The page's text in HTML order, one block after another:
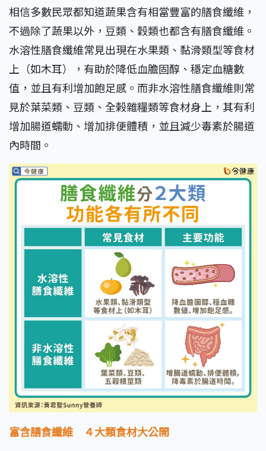
相信多數民眾都知道蔬果含有相當豐富的膳食纖維，
不過除了蔬果以外，豆類、穀類也都含有膳食纖維。
水溶性膳食纖維常見出現在水果類、黏滑類型等食材
上（如木耳），有助於降低血膽固醇、穩定血糖數
值，並且有利增加飽足感。而非水溶性膳食纖維則常
見於葉菜類、豆類、全榖雜糧類等食材身上，其有利
增加腸道蠕動、增加排便體積，並且減少毒素於腸道
內時間。
富含膳食纖維 ４大類食材大公開